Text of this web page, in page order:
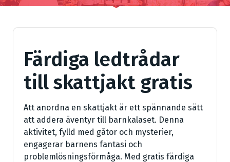
i
Färdiga ledtrådar
till skattjakt gratis
Att anordna en skattjakt är ett spännande sätt
att addera äventyr till barnkalaset. Denna
aktivitet, fylld med gåtor och mysterier,
engagerar barnens fantasi och
problemlösningsförmåga. Med gratis färdiga